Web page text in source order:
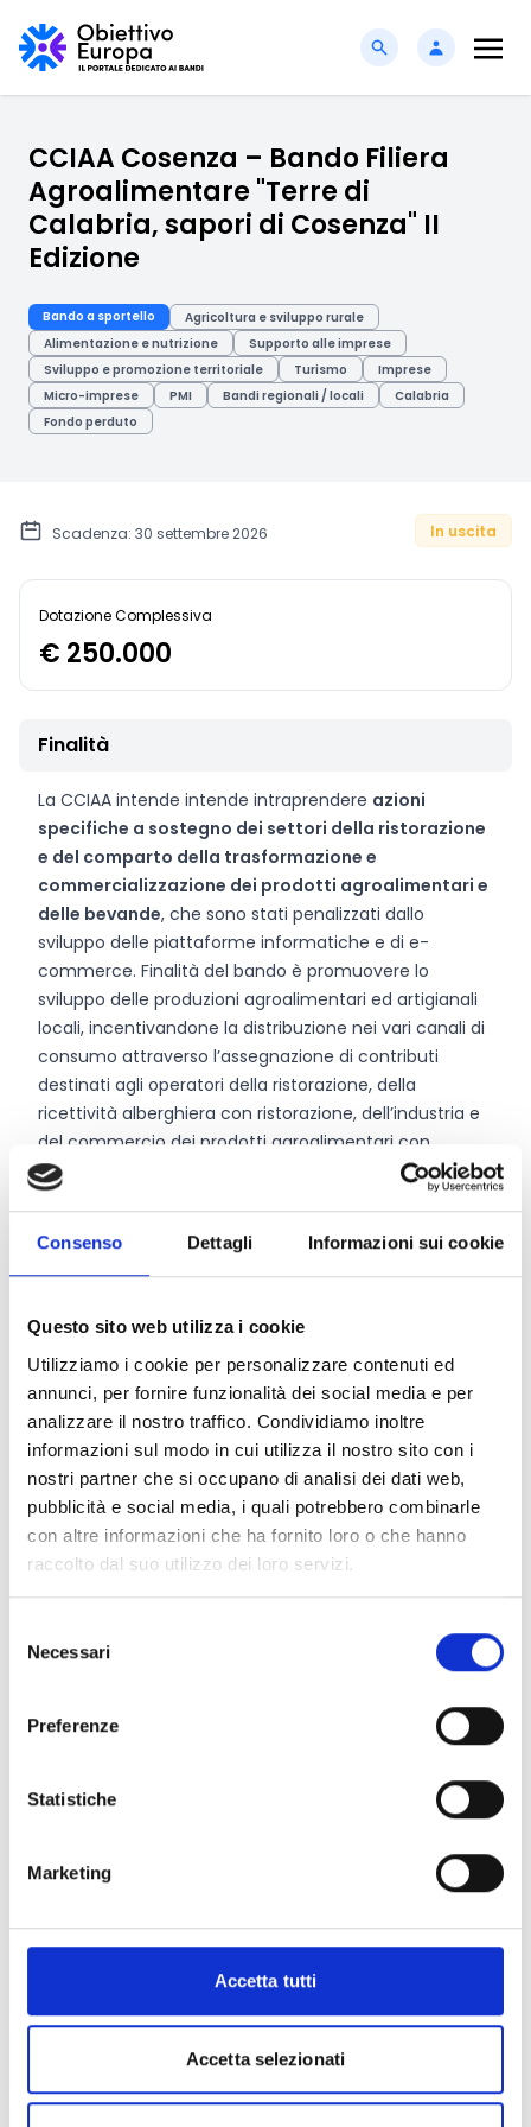
Consenso Dettagli Informazioni sui cookie
Questo sito web utilizza i cookie
Utilizziamo i cookie per personalizzare contenuti ed
annunci, per fornire funzionalità dei social media e per
analizzare il nostro traffico. Condividiamo inoltre
informazioni sul modo in cui utilizza il nostro sito con i
nostri partner che si occupano di analisi dei dati web,
pubblicità e social media, i quali potrebbero combinarle
con altre informazioni che ha fornito loro o che hanno
raccolto dal suo utilizzo dei loro servizi.
delNecessari
Preferenze
Statistiche
Marketing
Accetta tutti
Accetta selezionati
CCIAA Cosenza – Bando Filiera
Agroalimentare "Terre di
Calabria, sapori di Cosenza" II
Edizione
Bando a sportello
Agricoltura e sviluppo rurale
Alimentazione e nutrizione
Supporto alle imprese
Sviluppo e promozione territoriale
Turismo
Imprese
Micro-imprese
PMI Bandi regionali / locali
Calabria
Fondo perduto
Scadenza: 30 settembre 2026 In uscita
Dotazione Complessiva
€ 250.000
Finalità
La CCIAA intende intende intraprendere azioni
specifiche a sostegno dei settori della ristorazione
e del comparto della trasformazione e
commercializzazione dei prodotti agroalimentari e
delle bevande, che sono stati penalizzati dallo
sviluppo delle piattaforme informatiche e di e-
commerce. Finalità del bando è promuovere lo
sviluppo delle produzioni agroalimentari ed artigianali
locali, incentivandone la distribuzione nei vari canali di
consumo attraverso l’assegnazione di contributi
destinati agli operatori della ristorazione, della
ricettività alberghiera con ristorazione, dell’industria e
del commercio dei prodotti agroalimentari con
Denominazioni d’Origine (DO), Indicazioni Geografiche
(IG) e Prodotti Agroalimentari Tradizionali (PAT),
qualità della CCIAA di Cosenza a marchio Elaioteca
Dieta Mediterranea, del latte fresco bovino, delle
prodotti da forno strettamente attinenti al territorio
cosentino.
CONDIVIDI
Conosci Obiettivo Europa?